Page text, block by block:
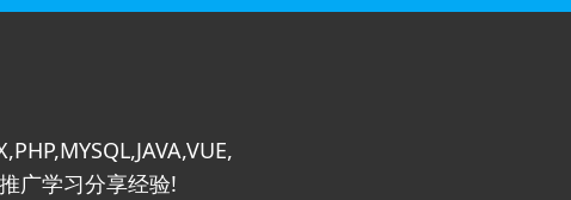
广学习分享经验!